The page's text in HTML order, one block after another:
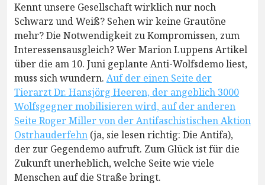
Kennt unsere Gesellschaft wirklich nur noch
Schwarz und Weiß? Sehen wir keine Grautöne
mehr? Die Notwendigkeit zu Kompromissen, zum
Interessensausgleich? Wer Marion Luppens Artikel
über die am 10. Juni geplante Anti-Wolfsdemo liest,
muss sich wundern. Auf der einen Seite der
Tierarzt Dr. Hansjörg Heeren, der angeblich 3000
Wolfsgegner mobilisieren wird, auf der anderen
Seite Roger Miller von der Antifaschistischen Aktion
Ostrhauderfehn (ja, sie lesen richtig: Die Antifa),
der zur Gegendemo aufruft. Zum Glück ist für die
Zukunft unerheblich, welche Seite wie viele
Menschen auf die Straße bringt.